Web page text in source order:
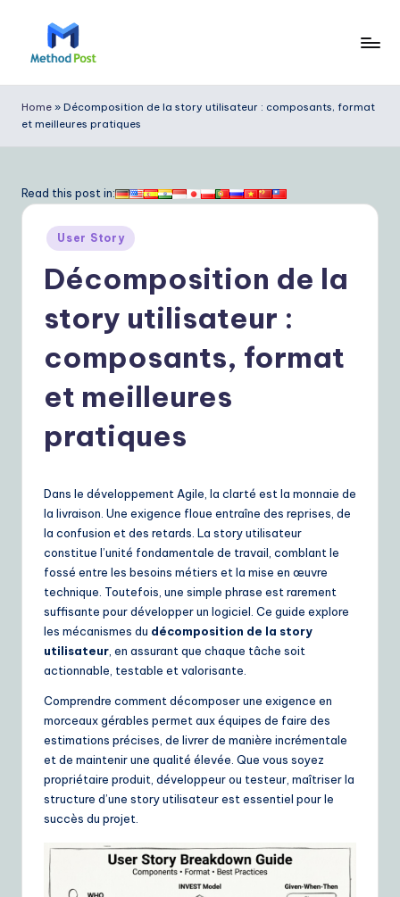
e
t
o
Y
o
D
ai
ly
G
ui
Home » Décomposition de la story utilisateur : composants, format
et meilleures pratiques
Read this post in:
Posted
in
User Story
Décomposition de la
story utilisateur :
composants, format
et meilleures
pratiques
Dans le développement Agile, la clarté est la monnaie de
la livraison. Une exigence floue entraîne des reprises, de
la confusion et des retards. La story utilisateur
constitue l’unité fondamentale de travail, comblant le
fossé entre les besoins métiers et la mise en œuvre
technique. Toutefois, une simple phrase est rarement
suffisante pour développer un logiciel. Ce guide explore
les mécanismes du décomposition de la story
utilisateur , en assurant que chaque tâche soit
actionnable, testable et valorisante.
Comprendre comment décomposer une exigence en
morceaux gérables permet aux équipes de faire des
estimations précises, de livrer de manière incrémentale
et de maintenir une qualité élevée. Que vous soyez
propriétaire produit, développeur ou testeur, maîtriser la
structure d’une story utilisateur est essentiel pour le
succès du projet.